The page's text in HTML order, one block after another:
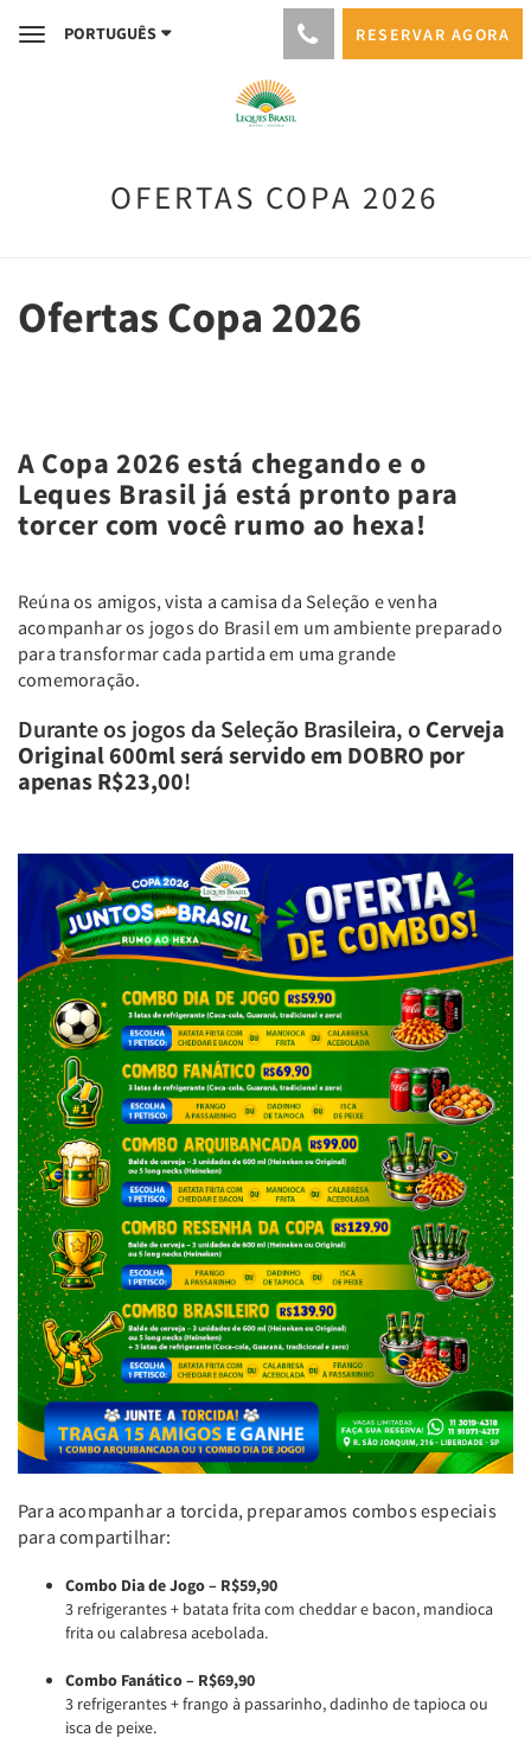
TogglePORTUGUÊS RESERVAR AGORA
OFERTAS COPA 2026
Ofertas Copa 2026
A Copa 2026 está chegando e o
Leques Brasil já está pronto para
torcer com você rumo ao hexa!
Reúna os amigos, vista a camisa da Seleção e venha
acompanhar os jogos do Brasil em um ambiente preparado
para transformar cada partida em uma grande
comemoração.
Durante os jogos da Seleção Brasileira, o Cerveja
Original 600ml será servido em DOBRO por
apenas R$23,00!
Para acompanhar a torcida, preparamos combos especiais
para compartilhar:
Combo Dia de Jogo – R$59,90
3 refrigerantes + batata frita com cheddar e bacon, mandioca
frita ou calabresa acebolada.
Combo Fanático – R$69,90
3 refrigerantes + frango à passarinho, dadinho de tapioca ou
isca de peixe.